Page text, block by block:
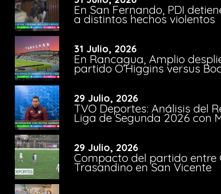
En San Fernando, PDI
a distintos hechos violentos
31 Julio, 2026
En Rancagua, Amplio
partido O’Higgins versus
29 Julio, 2026
TVO Deportes: Análisis del
Liga de Segunda 2026 con
29 Julio, 2026
Compacto del partido entre
Trasandino en San Vicente